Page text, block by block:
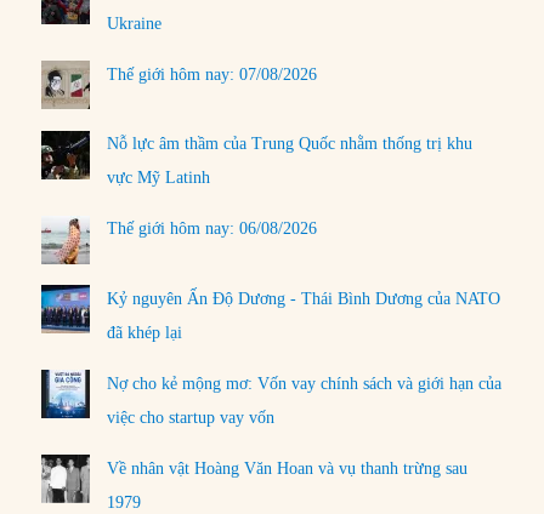
Ukraine
Thế giới hôm nay: 07/08/2026
Nỗ lực âm thầm của Trung Quốc nhằm thống trị khu
vực Mỹ Latinh
Thế giới hôm nay: 06/08/2026
Kỷ nguyên Ấn Độ Dương - Thái Bình Dương của NATO
đã khép lại
Nợ cho kẻ mộng mơ: Vốn vay chính sách và giới hạn của
việc cho startup vay vốn
Về nhân vật Hoàng Văn Hoan và vụ thanh trừng sau
1979